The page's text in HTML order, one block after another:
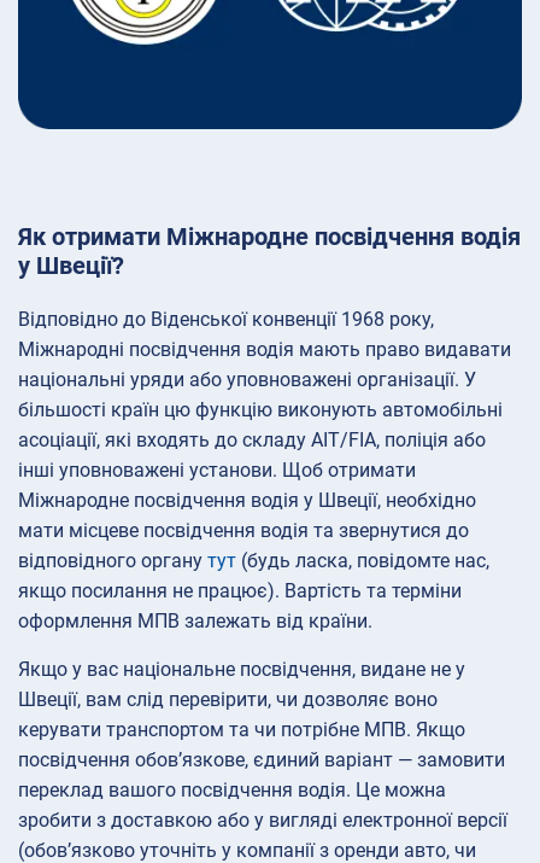
Як отримати Міжнародне посвідчення водія
у Швеції?
Відповідно до Віденської конвенції 1968 року,
Міжнародні посвідчення водія мають право видавати
національні уряди або уповноважені організації. У
більшості країн цю функцію виконують автомобільні
асоціації, які входять до складу AIT/FIA, поліція або
інші уповноважені установи. Щоб отримати
Міжнародне посвідчення водія у Швеції, необхідно
мати місцеве посвідчення водія та звернутися до
відповідного органу тут (будь ласка, повідомте нас,
якщо посилання не працює). Вартість та терміни
оформлення МПВ залежать від країни.
Якщо у вас національне посвідчення, видане не у
Швеції, вам слід перевірити, чи дозволяє воно
керувати транспортом та чи потрібне МПВ. Якщо
посвідчення обов’язкове, єдиний варіант — замовити
переклад вашого посвідчення водія. Це можна
зробити з доставкою або у вигляді електронної версії
(обов’язково уточніть у компанії з оренди авто, чи